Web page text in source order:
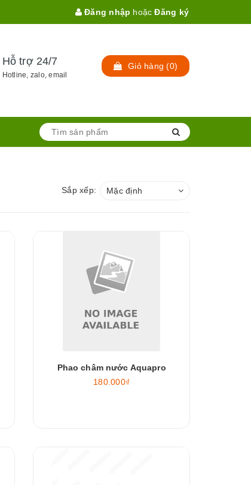
Đăng nhập hoặc Đăng ký
Hỗ trợ 24/7
Hotline, zalo, email
Giỏ hàng (0)
Sắp xếp: Mặc định
Phao châm nước Aquapro
180.000₫